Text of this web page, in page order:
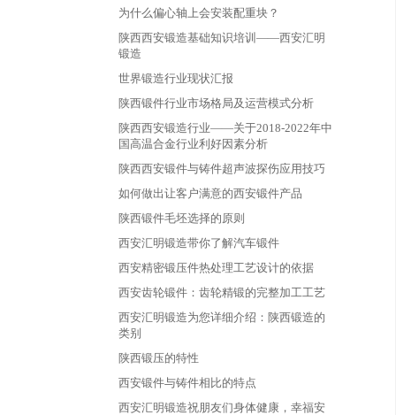
为什么偏心轴上会安装配重块？
陕西西安锻造基础知识培训——西安汇明
锻造
世界锻造行业现状汇报
陕西锻件行业市场格局及运营模式分析
陕西西安锻造行业——关于2018-2022年中
国高温合金行业利好因素分析
陕西西安锻件与铸件超声波探伤应用技巧
如何做出让客户满意的西安锻件产品
陕西锻件毛坯选择的原则
西安汇明锻造带你了解汽车锻件
西安精密锻压件热处理工艺设计的依据
西安齿轮锻件：齿轮精锻的完整加工工艺
西安汇明锻造为您详细介绍：陕西锻造的
类别
陕西锻压的特性
西安锻件与铸件相比的特点
西安汇明锻造祝朋友们身体健康，幸福安